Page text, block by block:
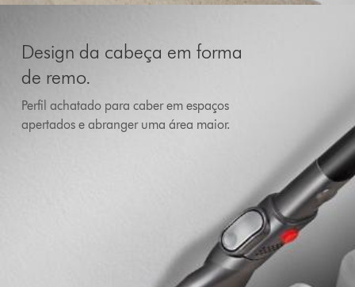
Design da cabeça em forma
de remo.
Perfil achatado para caber em espaços
apertados e abranger uma área maior.